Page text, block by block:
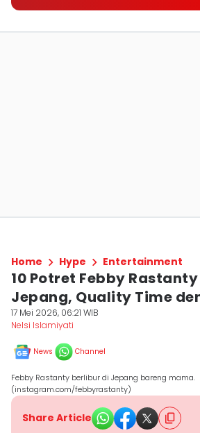
Home Hype Entertainment
10 Potret Febby
Jepang, Quality Time
17 Mei 2026, 06:21 WIB
Nelsi Islamiyati
News Channel
Febby Rastanty berlibur di Jepang bareng mama.
(instagram.com/febbyrastanty)
Share Article